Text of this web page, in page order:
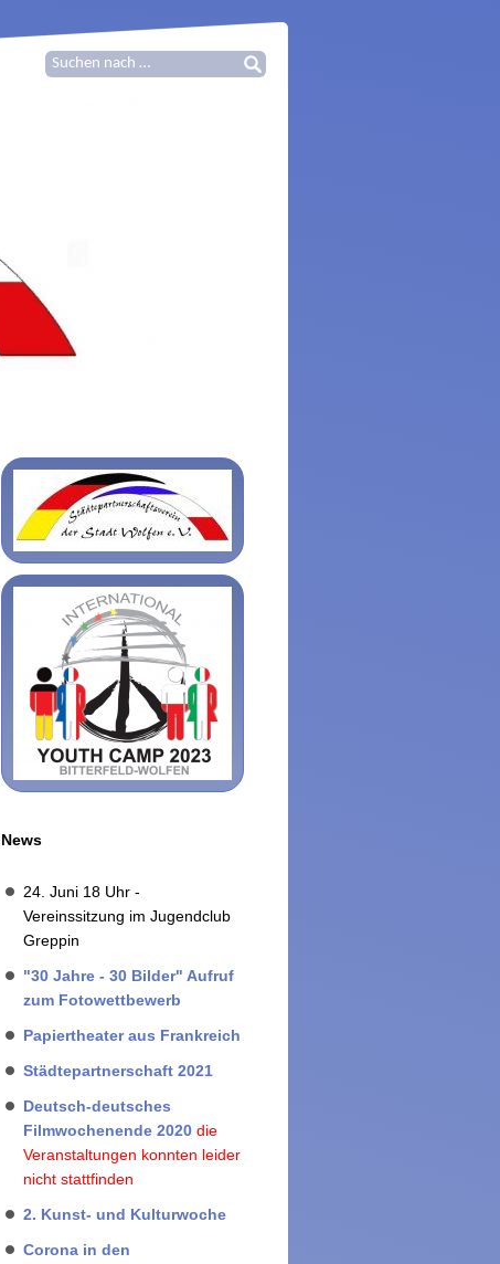
News
24. Juni 18 Uhr -
Vereinssitzung im Jugendclub
Greppin
"30 Jahre - 30 Bilder" Aufruf
zum Fotowettbewerb
Papiertheater aus Frankreich
Städtepartnerschaft 2021
Deutsch-deutsches
Filmwochenende 2020 die
Veranstaltungen konnten leider
nicht stattfinden
2. Kunst- und Kulturwoche
Corona in den